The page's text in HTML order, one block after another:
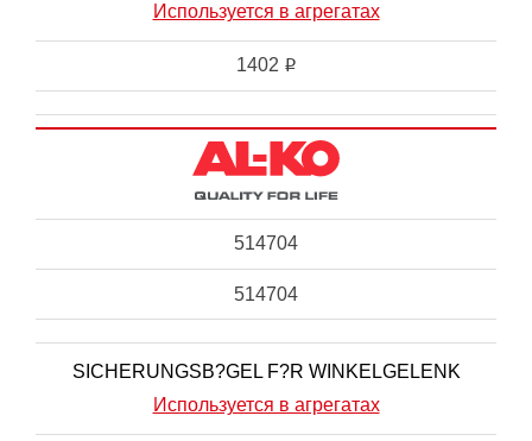
Используется в агрегатах
1402 i
514704
514704
SICHERUNGSB?GEL F?R WINKELGELENK
Используется в агрегатах